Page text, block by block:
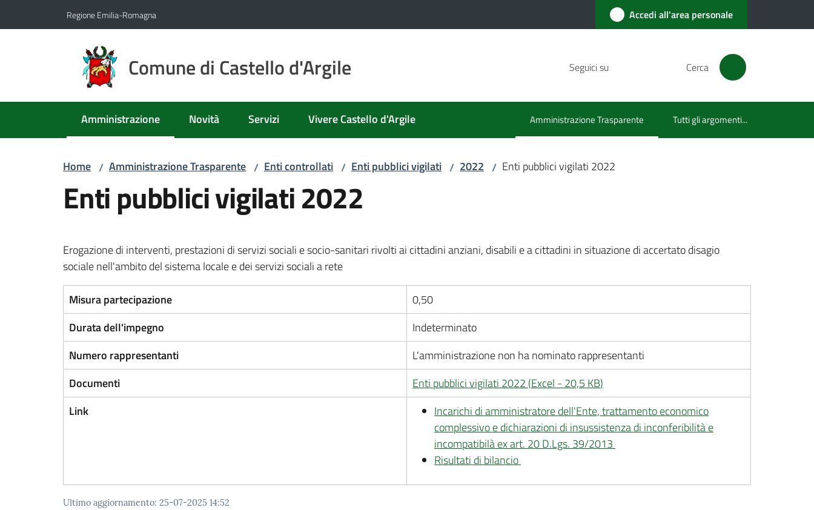
Regione Emilia-Romagna Accedi all'area personale
Comune di Castello d'Argile Seguici su Cerca
Amministrazione
Menu selezionato Novità Servizi Vivere Castello d'Argile Amministrazione Trasparente
Menu selezionato Tutti gli argomenti...
Home / Amministrazione Trasparente / Enti controllati / Enti pubblici vigilati / 2022 / Enti pubblici vigilati 2022
Enti pubblici vigilati 2022
Erogazione di interventi, prestazioni di servizi sociali e socio-sanitari rivolti ai cittadini anziani, disabili e a cittadini in situazione di accertato disagio
sociale nell'ambito del sistema locale e dei servizi sociali a rete
Misura partecipazione
0,50
Durata dell'impegno
Indeterminato
Numero rappresentanti
L'amministrazione non ha nominato rappresentanti
Documenti
Enti pubblici vigilati 2022 (Excel - 20,5 KB)
Link
Incarichi di amministratore dell'Ente, trattamento economico
complessivo e dichiarazioni di insussistenza di inconferibilità e
incompatibilà ex art. 20 D.Lgs. 39/2013
Risultati di bilancio
Ultimo aggiornamento: 25-07-2025 14:52